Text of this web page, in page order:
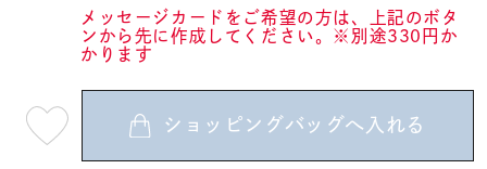
メッセージカードをご希望の方は、上記のボタ
ンから先に作成してください。※別途330円か
かります
08
ショッピングバッグへ入れる